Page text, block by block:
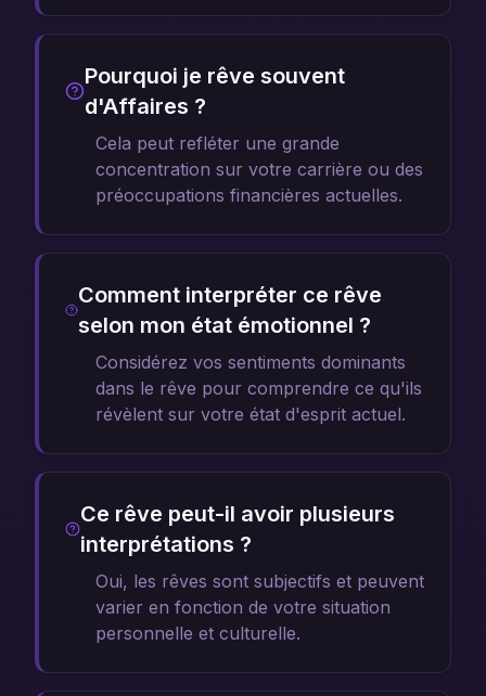
Pourquoi je rêve souvent
d'Affaires ?
Cela peut refléter une grande
concentration sur votre carrière ou des
préoccupations financières actuelles.
Comment interpréter ce rêve
selon mon état émotionnel ?
Considérez vos sentiments dominants
dans le rêve pour comprendre ce qu'ils
révèlent sur votre état d'esprit actuel.
Ce rêve peut-il avoir plusieurs
interprétations ?
Oui, les rêves sont subjectifs et peuvent
varier en fonction de votre situation
personnelle et culturelle.